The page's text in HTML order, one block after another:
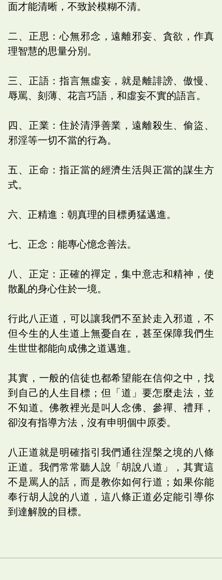
面才能清晰，不致於模糊不清。
二、正思：心無邪念，遠離邪妄、貪欲，作真
理智慧的思量分別。
三、正語：指言無虛妄，就是離誹謗、傲慢、
辱罵、刻薄、花言巧語，和虛妄不實的語言。
四、正業：住於清淨善業，遠離殺生、偷盜、
邪淫等一切不當的行為。
五、正命：指正當的經濟生活與正當的謀生方
式。
六、正精進：朝真理的目標勇猛邁進。
七、正念：能專心憶念善法。
八、正定：正確的禪定，集中意志和精神，使
散亂的身心住於一境。
行此八正道，可以讓我們不至於走入邪道，不
但今生的人生道上無憂自在，甚至保障我們生
生世世都能向成佛之道邁進。
其實，一般的信徒也都希望能在信仰之中，找
到自己的人生目標；但「道」要怎麼走法，並
不知道。佛教裡光是叫人念佛、參禪、禮拜，
卻沒有指導方法，沒有申明個中原委。
八正道就是明確指引我們通往涅槃之境的八條
正道。我們常常聽人說「胡說八道」，其實這
不是罵人的話，而是教你如何行道；如果你能
奉行胡人說的八道，這八條正道必定能引導你
到達解脫的目標。